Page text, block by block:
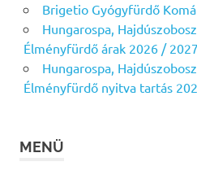
Brigetio Gyógyfürdő
Hungarospa,
Élményfürdő árak 2026 / 2027
Hungarospa,
Élményfürdő nyitva tartás
MENÜ